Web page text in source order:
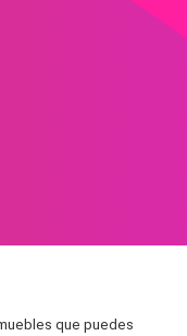
que puedes